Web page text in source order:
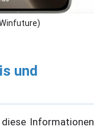
und
Informationen